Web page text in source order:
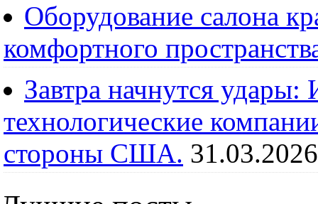
Оборудование салона
комфортного
Завтра начнутся
технологические
стороны США. 31.03.2026